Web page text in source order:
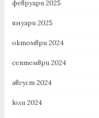
февруари 2025
януари 2025
октомври 2024
септември 2024
август 2024
юли 2024